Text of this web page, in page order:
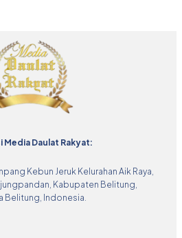
Media Daulat Rakyat:
Kebun Jeruk Kelurahan Aik Raya,
Kabupaten Belitung,
Belitung, Indonesia.